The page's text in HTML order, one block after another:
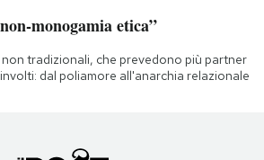
monogamia etica”
tradizionali, che prevedono più partner
dal poliamore all'anarchia relazionale